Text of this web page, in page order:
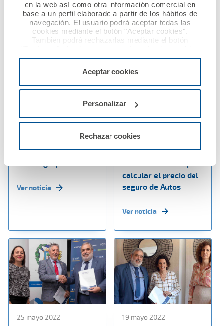
en la web así como otra información comercial en
base a un perfil elaborado a partir de los hábitos de
navegación. El usuario podrá aceptar todas las
cookies mediante el botón "Aceptar cookies".
También podrá rechazarlas mediante el botón
"Rechazar", donde se rechazarán todas las cookies
menos las necesarias para permitir el acceso a los
configurarlas usando el botón “Personalizar".
Aceptar cookies
Personalizar
Rechazar cookies
Ver noticia
beneficio un 12% y
reafirma su
estrategia para 2022
Ver noticia
disposición de sus
mutualistas un nuevo
tarificador online para
calcular el precio del
seguro de Autos
Ver noticia
25 mayo 2022 19 mayo 2022